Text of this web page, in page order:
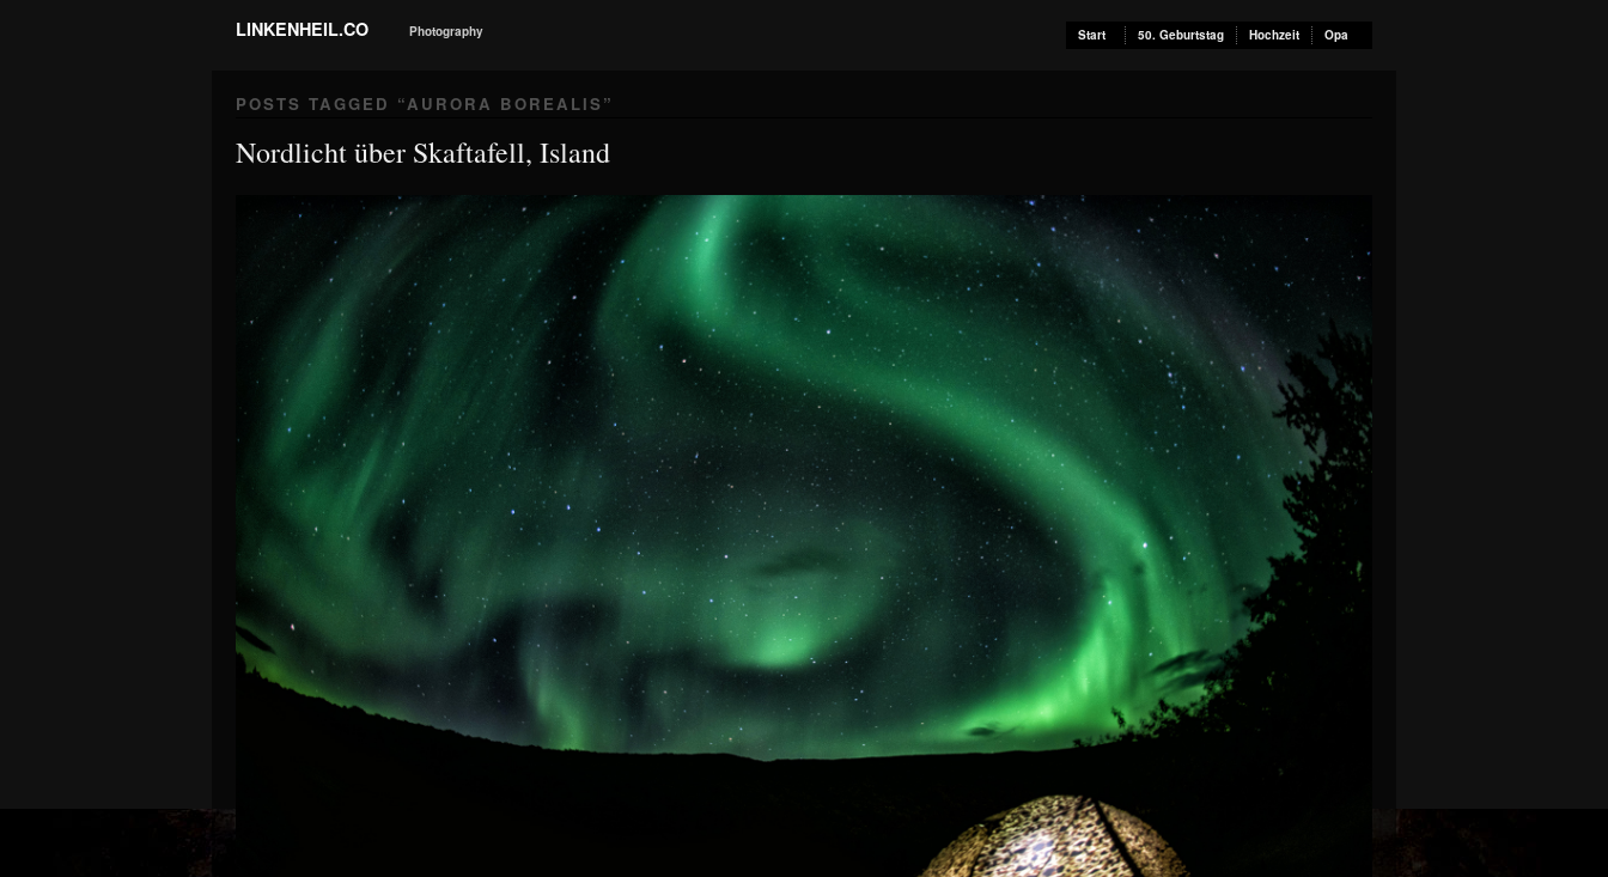
LINKENHEIL.CO Photography Start 50. Geburtstag Hochzeit Opa
POSTS TAGGED “AURORA BOREALIS ”
Nordlicht über Skaftafell, Island